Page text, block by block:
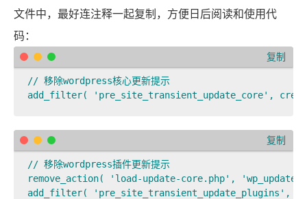
文件中，最好连注释一起复制，方便日后阅读和使用代
码：
// 移除wordpress核心更新提示
add_filter( 'pre_site_transient_update_core',
复制
// 移除wordpress插件更新提示
remove_action( 'load-update-core.php',
add_filter(
复制